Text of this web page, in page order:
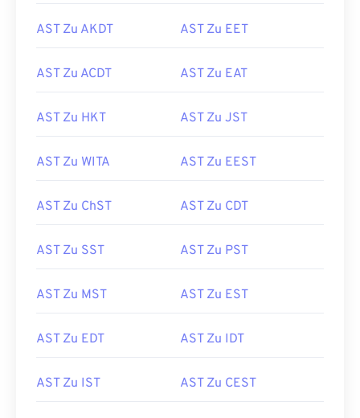
AST Zu AKDT AST Zu EET
AST Zu ACDT AST Zu EAT
AST Zu HKT AST Zu JST
AST Zu WITA AST Zu EEST
AST Zu ChST AST Zu CDT
AST Zu SST AST Zu PST
AST Zu MST AST Zu EST
AST Zu EDT AST Zu IDT
AST Zu IST AST Zu CEST